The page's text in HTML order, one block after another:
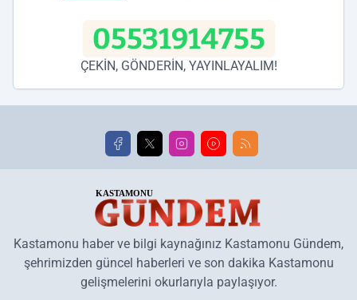
05531914755
ÇEKİN, GÖNDERİN, YAYINLAYALIM!
Kastamonu haber ve bilgi kaynağınız Kastamonu Gündem,
şehrimizden güncel haberleri ve son dakika Kastamonu
gelişmelerini okurlarıyla paylaşıyor.